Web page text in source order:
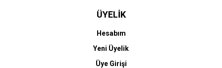
ÜYELİK
Hesabım
Yeni Üyelik
Üye Girişi